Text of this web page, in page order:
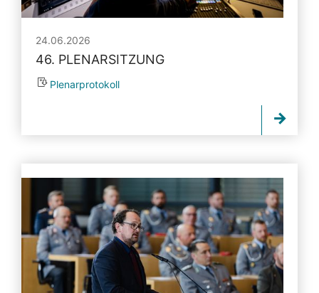
24.06.2026
46. PLENARSITZUNG
Plenarprotokoll